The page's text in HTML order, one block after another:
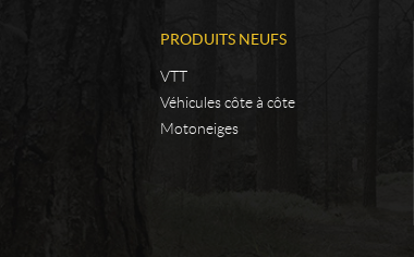
PRODUITS NEUFS
VTT
Véhicules côte à côte
Motoneiges